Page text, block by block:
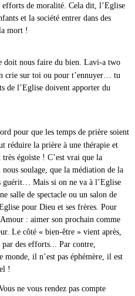
de moralité. Cela dit, l’Eglise
et la société entrer dans des
mort !
doit nous faire du bien. Lavi-a two
crie sur toi ou pour t’ennuyer… tu
de l’Eglise doivent apporter du
pour que les temps de prière soient
réduire la prière à une thérapie et
égoïste ! C’est vrai que la
soulage, que la médiation de la
guérit… Mais si on ne va à l’Eglise
salle de spectacle ou un salon de
pour Dieu et ses frères. Pour
: aimer son prochain comme
Le côté « bien-être » vient après,
des efforts... Par contre,
il n’est pas éphémère, il est
!
ne vous rendez pas compte